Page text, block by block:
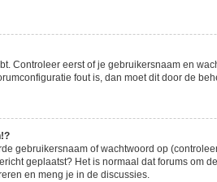
Controleer eerst of je gebruikersnaam en
fout is, dan moet dit door de
gebruikersnaam of wachtwoord op
geplaatst? Het is normaal dat forums
en meng je in de discussies.